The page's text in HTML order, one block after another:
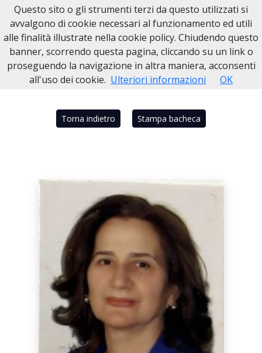
Necrologi Dell'Anno
Home Italia NA Portici LILIANA DE LUCA
Torna indietro Stampa bacheca
Questo sito o gli strumenti terzi da questo utilizzati si
avvalgono di cookie necessari al funzionamento ed utili
alle finalità illustrate nella cookie policy. Chiudendo questo
banner, scorrendo questa pagina, cliccando su un link o
proseguendo la navigazione in altra maniera, acconsenti
all'uso dei cookie. Ulteriori informazioni OK